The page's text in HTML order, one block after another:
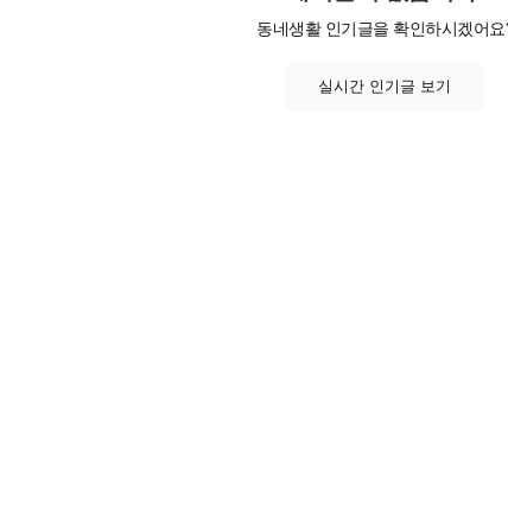
동네생활 인기글을 확인하시겠어요
실시간 인기글 보기